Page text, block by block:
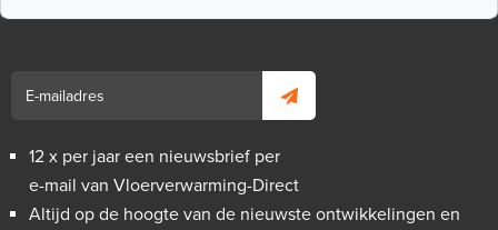
12 x per jaar een nieuwsbrief per
e-mail van Vloerverwarming-Direct
Altijd op de hoogte van de nieuwste ontwikkelingen en